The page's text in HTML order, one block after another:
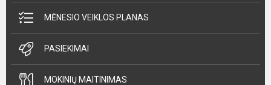
MĖNESIO VEIKLOS PLANAS
PASIEKIMAI
MOKINIŲ MAITINIMAS